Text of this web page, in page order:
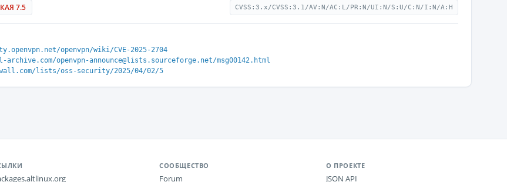
7.5 CVSS:3.x/CVSS:3.1/AV:N/AC:L/PR:N/UI:N/S:U/C:N/I:N/A:H
openvpn/wiki/CVE-2025-2704
archive.com/openvpn-announce@lists.sourceforge.net/msg00142.html
lists/oss-security/2025/04/02/5
СООБЩЕСТВО
Forum
О ПРОЕКТЕ
JSON API